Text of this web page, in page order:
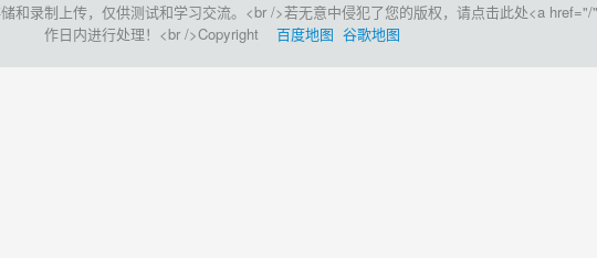
和录制上传，仅供测试和学习交流。<br />若无意中侵犯了您的版权，请点击此处<a
作日内进行处理！<br />Copyright 百度地图 谷歌地图